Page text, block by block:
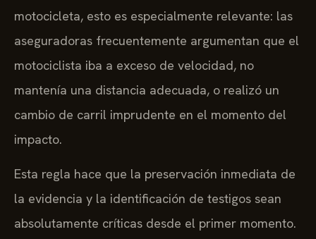
motocicleta, esto es especialmente relevante: las
aseguradoras frecuentemente argumentan que el
motociclista iba a exceso de velocidad, no
mantenía una distancia adecuada, o realizó un
cambio de carril imprudente en el momento del
impacto.
Esta regla hace que la preservación inmediata de
la evidencia y la identificación de testigos sean
absolutamente críticas desde el primer momento.